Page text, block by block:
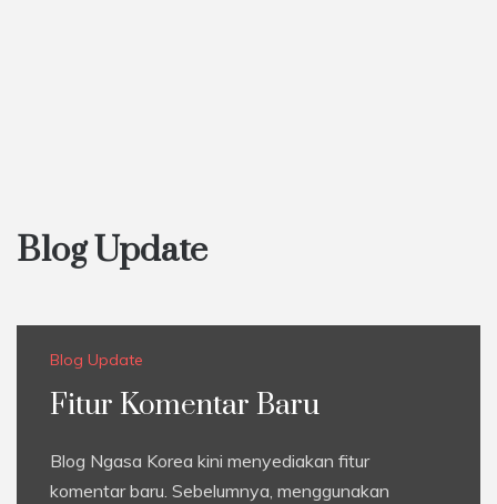
Blog Update
Blog Update
Fitur Komentar Baru
Blog Ngasa Korea kini menyediakan fitur
komentar baru. Sebelumnya, menggunakan